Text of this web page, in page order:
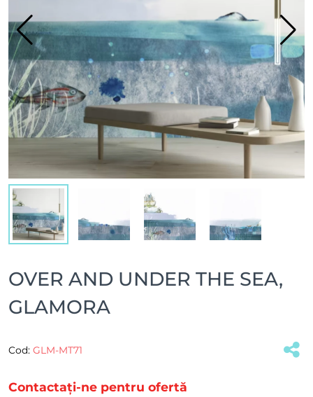
OVER AND UNDER THE SEA,
GLAMORA
Cod: GLM-MT71
Contactați-ne pentru ofertă